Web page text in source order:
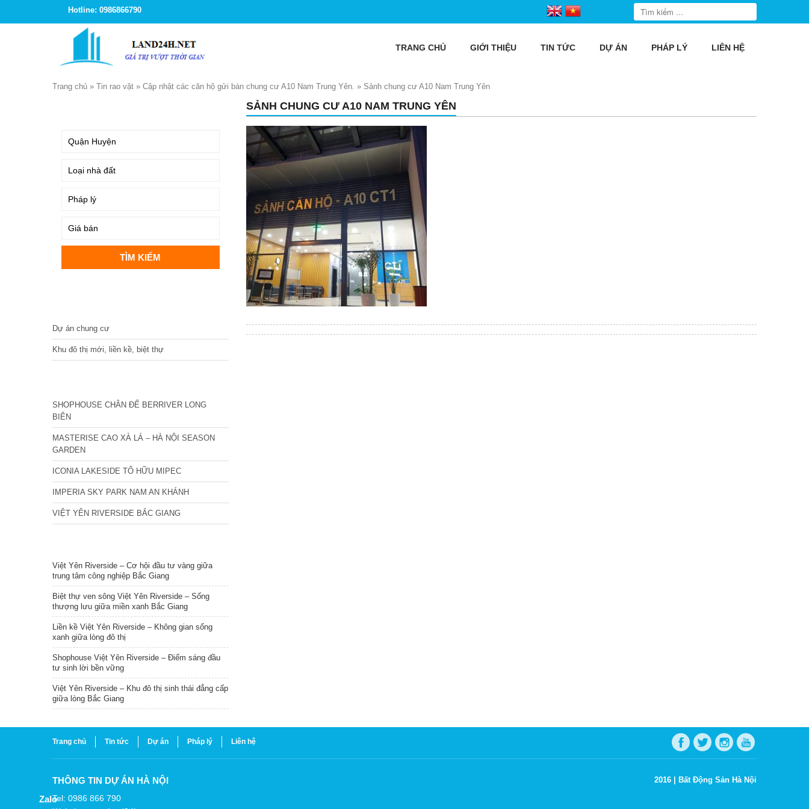
Hotline: 0986866790
TRANG CHỦ GIỚI THIỆU TIN TỨC DỰ ÁN PHÁP LÝ LIÊN HỆ
Trang chủ » Tin rao vặt » Cập nhật các căn hộ gửi bán chung cư A10 Nam Trung Yên. » Sảnh chung cư A10 Nam Trung Yên
SẢNH CHUNG CƯ A10 NAM TRUNG YÊN
Dự án chung cư
Khu đô thị mới, liền kề, biệt thự
SHOPHOUSE CHÂN ĐẾ BERRIVER LONG
BIÊN
MASTERISE CAO XÀ LÁ – HÀ NỘI SEASON
GARDEN
ICONIA LAKESIDE TỐ HỮU MIPEC
IMPERIA SKY PARK NAM AN KHÁNH
VIỆT YÊN RIVERSIDE BẮC GIANG
Việt Yên Riverside – Cơ hội đầu tư vàng giữa
trung tâm công nghiệp Bắc Giang
Biệt thự ven sông Việt Yên Riverside – Sống
thượng lưu giữa miền xanh Bắc Giang
Liền kề Việt Yên Riverside – Không gian sống
xanh giữa lòng đô thị
Shophouse Việt Yên Riverside – Điểm sáng đầu
tư sinh lời bền vững
Việt Yên Riverside – Khu đô thị sinh thái đẳng cấp
giữa lòng Bắc Giang
Trang chủ Tin tức Dự án Pháp lý Liên hệ
THÔNG TIN DỰ ÁN HÀ NỘI
Tel: 0986 866 790
2016 | Bất Động Sản Hà Nội
Zalo